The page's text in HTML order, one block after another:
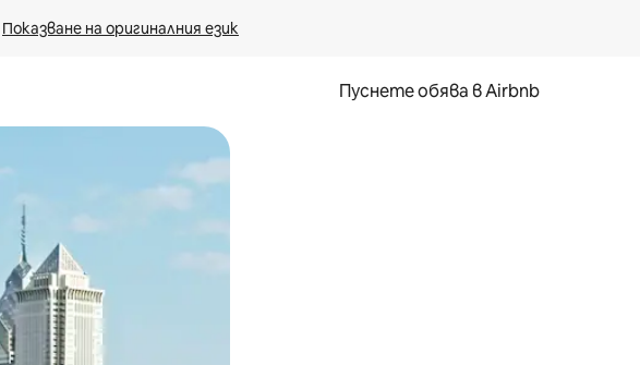
Показване на оригиналния език
Пуснете обява в Airbnb